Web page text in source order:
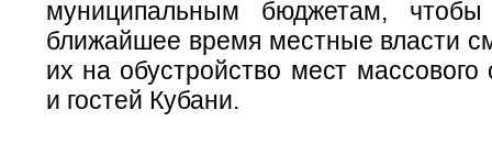
муниципальным бюджетам,
ближайшее время местные власти
их на обустройство мест
и гостей Кубани.